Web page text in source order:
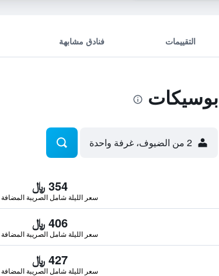
التقييمات فنادق مشابهة
2 من الضيوف، غرفة واحدة
354 ﷼
سعر الليلة شامل الصريبة المضافة
406 ﷼
سعر الليلة شامل الصريبة المضافة
427 ﷼
سعر الليلة شامل الصريبة المضافة